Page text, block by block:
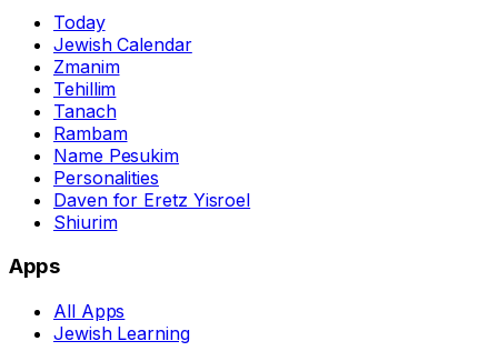
Today
Jewish Calendar
Zmanim
Tehillim
Tanach
Rambam
Name Pesukim
Personalities
Daven for Eretz Yisroel
Shiurim
Apps
All Apps
Jewish Learning